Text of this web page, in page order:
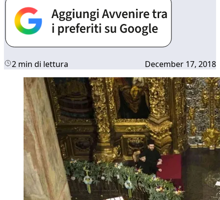
2 min di lettura December 17, 2018